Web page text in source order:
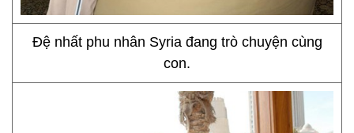
Đệ nhất phu nhân Syria đang trò chuyện cùng
con.